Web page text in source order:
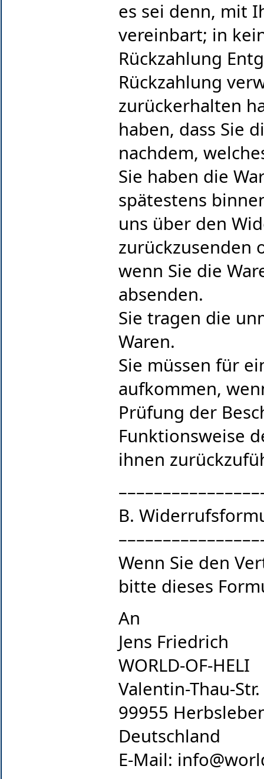
es sei denn, mit
vereinbart; in
Rückzahlung
Rückzahlung
zurückerhalten
haben, dass Sie
nachdem,
Sie haben die
spätestens
uns über den
zurückzusenden
wenn Sie die
absenden.
Sie tragen die
Waren.
Sie müssen für
aufkommen,
Prüfung der
Funktionsweise
ihnen
B.
Wenn Sie den
bitte dieses
An
Jens Friedrich
WORLD-OF-HELI
Valentin-Thau-
99955
Deutschland
E-Mail: